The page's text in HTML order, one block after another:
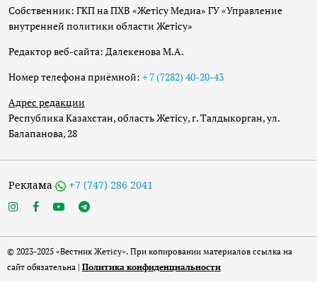
Собственник: ГКП на ПХВ «Жетісу Медиа» ГУ «Управление
внутренней политики области Жетісу»
Редактор веб-сайта: Далекенова М.А.
Номер телефона приёмной: + 7 (7282) 40-20-43
Адрес редакции
Республика Казахстан, область Жетісу, г. Талдыкорган, ул.
Балапанова, 28
Реклама +7 (747) 286 2041
© 2023-2025 «Вестник Жетісу». При копировании материалов ссылка на
сайт обязательна | Политика конфиденциальности